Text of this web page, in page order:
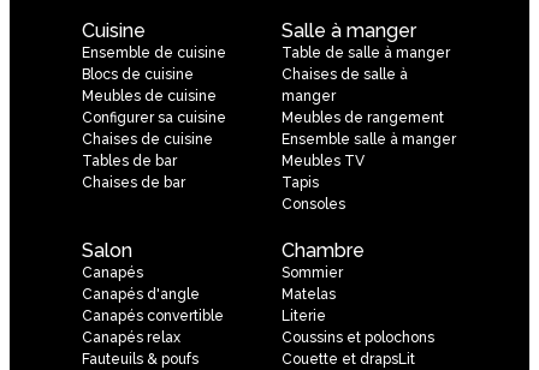
Cuisine
Ensemble de cuisine
Blocs de cuisine
Meubles de cuisine
Configurer sa cuisine
Chaises de cuisine
Tables de bar
Chaises de bar
Salle à manger
Table de salle à manger
Chaises de salle à
manger
Meubles de rangement
Ensemble salle à manger
Meubles TV
Tapis
Consoles
Salon
Canapés
Canapés d'angle
Canapés convertible
Canapés relax
Fauteuils & poufs
Chambre
Sommier
Matelas
Literie
Coussins et polochons
Couette et drapsLit